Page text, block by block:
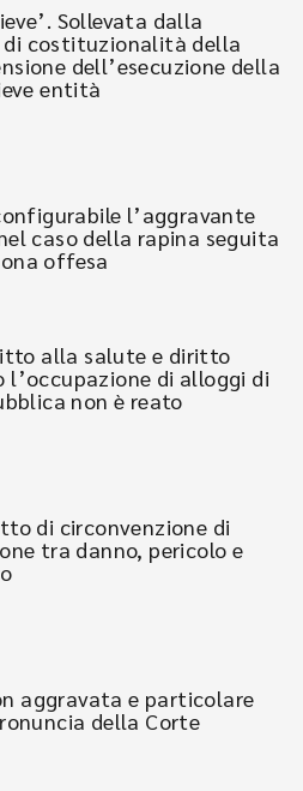
Sollevata dalla
di costituzionalità della
dell’esecuzione della
entità
l’aggravante
caso della rapina seguita
offesa
alla salute e diritto
di alloggi di
non è reato
di circonvenzione di
tra danno, pericolo e
aggravata e particolare
della Corte